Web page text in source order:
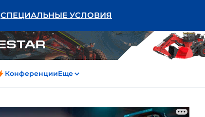
СПЕЦИАЛЬНЫЕ УСЛОВИЯ
КонференцииЕще